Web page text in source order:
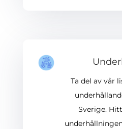
Ta del av vår
Sverige.